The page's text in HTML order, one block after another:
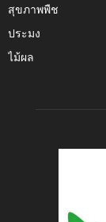
สุขภาพพืช
ประมง
ไม้ผล